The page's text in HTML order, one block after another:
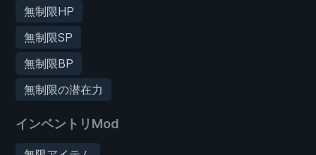
無制限HP
無制限SP
無制限BP
無制限の潜在力
インベントリMod